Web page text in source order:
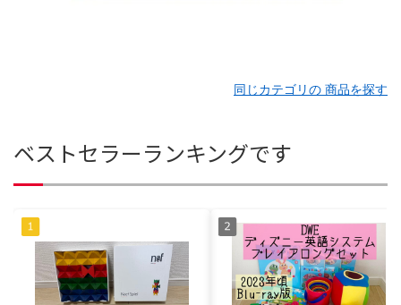
同じカテゴリの 商品を探す
ベストセラーランキングです